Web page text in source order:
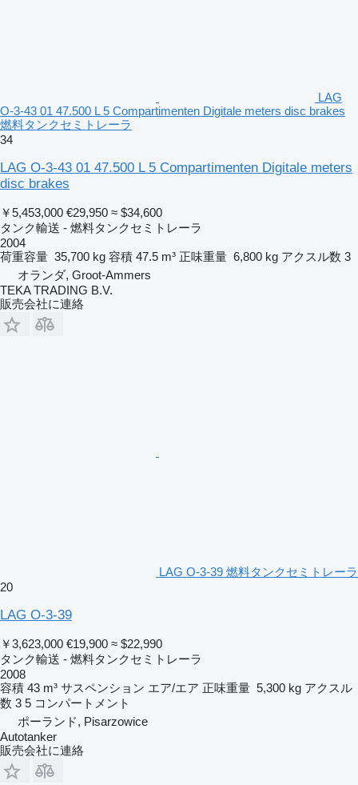
LAG
O-3-43 01 47.500 L 5 Compartimenten Digitale meters disc brakes
燃料タンクセミトレーラ
34
LAG O-3-43 01 47.500 L 5 Compartimenten Digitale meters
disc brakes
￥5,453,000 €29,950 ≈ $34,600
タンク輸送 - 燃料タンクセミトレーラ
2004
荷重容量 35,700 kg 容積 47.5 m³ 正味重量 6,800 kg アクスル数 3
オランダ, Groot-Ammers
TEKA TRADING B.V.
販売会社に連絡
LAG O-3-39 燃料タンクセミトレーラ
20
LAG O-3-39
￥3,623,000 €19,900 ≈ $22,990
タンク輸送 - 燃料タンクセミトレーラ
2008
容積 43 m³ サスペンション エア/エア 正味重量 5,300 kg アクスル
数 3 5 コンパートメント
ポーランド, Pisarzowice
Autotanker
販売会社に連絡